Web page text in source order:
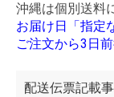
沖縄は個別送料
お届け日「指定
ご注文から3日
配送伝票記載